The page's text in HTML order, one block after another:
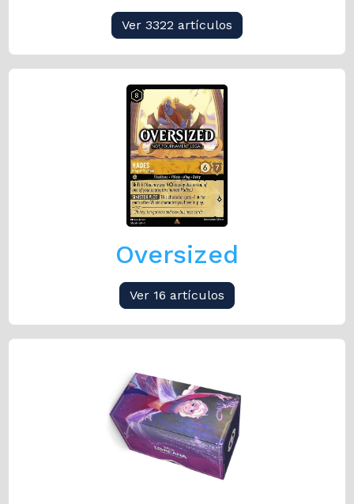
Ver 3322 artículos
Oversized
Ver 16 artículos